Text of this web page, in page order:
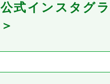
公式インスタグ
＞